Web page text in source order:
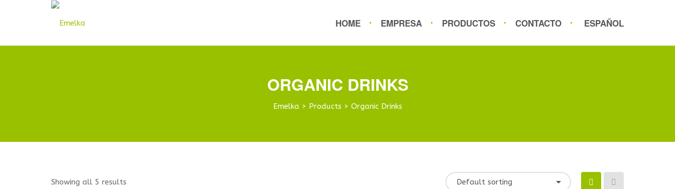
HOME EMPRESA PRODUCTOS CONTACTO ESPAÑOL
ORGANIC DRINKS
Emelka > Products > Organic Drinks
Showing all 5 results Default sorting